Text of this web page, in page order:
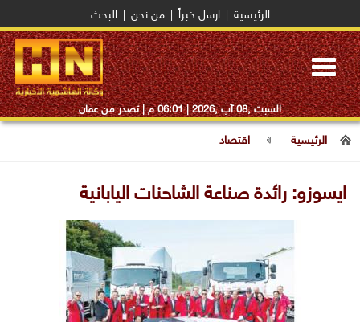
الرئيسية ارسل خبراً من نحن البحث
Toggle
navigation
السبت ,08 آب ,2026 | 06:01 م | تصدر من عمان
الرئيسية اقتصاد
ايسوزو: رائدة صناعة الشاحنات اليابانية